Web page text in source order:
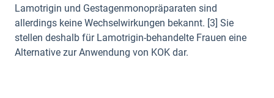
Lamotrigin und Gestagenmonopräparaten sind
allerdings keine Wechselwirkungen bekannt. [3] Sie
stellen deshalb für Lamotrigin-behandelte Frauen eine
Alternative zur Anwendung von KOK dar.